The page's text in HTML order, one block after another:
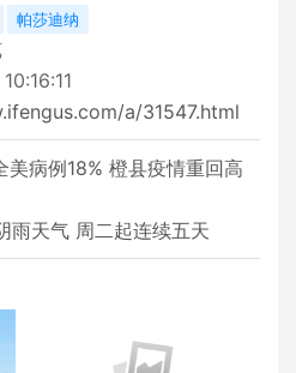
帕莎迪纳
a/31547.html
美病例18% 橙县疫情重回高
雨天气 周二起连续五天